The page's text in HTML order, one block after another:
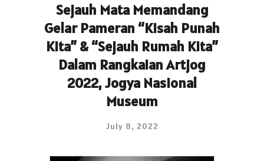
Sejauh Mata Memandang
Gelar Pameran “Kisah Punah
Kita” & “Sejauh Rumah Kita”
Dalam Rangkaian Artjog
2022, Jogya Nasional
Museum
July 8, 2022